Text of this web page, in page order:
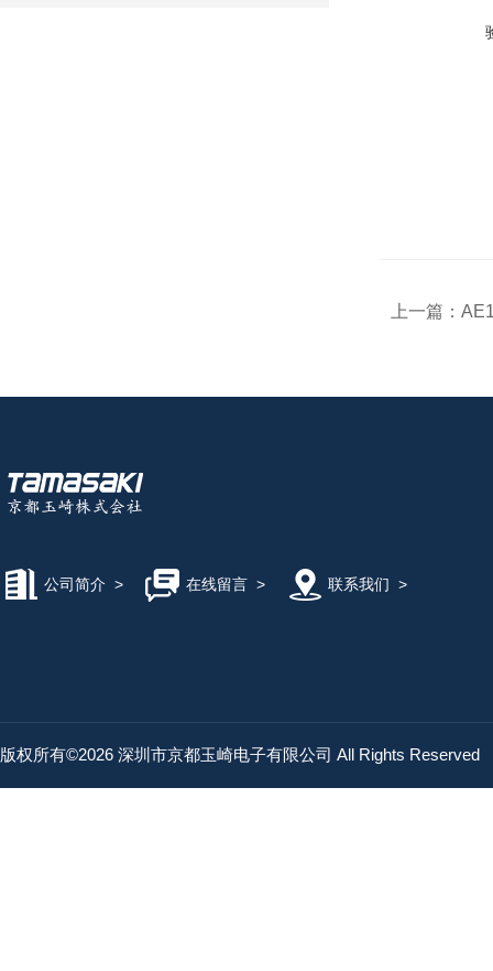
上一篇：
公司简介 > 在线留言> 联系我们 >
版权所有©2026 深圳市京都玉崎电子有限公司 All Rights Reserved